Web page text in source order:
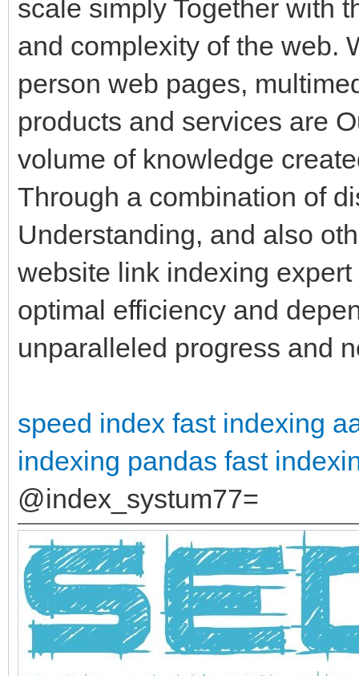
scale simply Together with
and complexity of the web.
person web pages,
products and services are
volume of knowledge
Through a combination of
Understanding, and also
website link indexing
optimal efficiency and
unparalleled progress and
speed index fast indexing
indexing pandas fast
@index_systum77=